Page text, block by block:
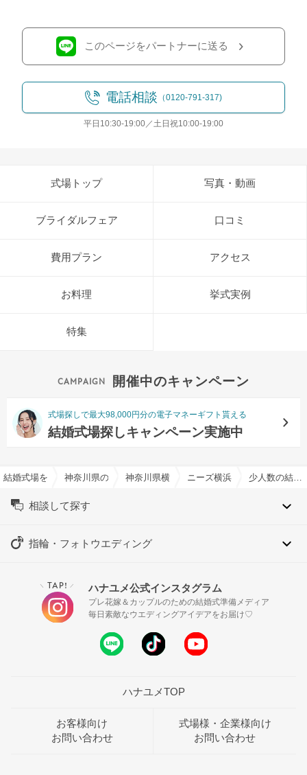
このページをパートナーに送る
電話相談 （0120-791-317)
平日10:30-19:00／土日祝10:00-19:00
式場トップ 写真・動画
ブライダルフェア 口コミ
費用プラン アクセス
お料理 挙式実例
特集
開催中のキャンペーン
式場探しで最大98,000円分の電子マネーギフト貰える
結婚式場探しキャンペーン実施中
結婚式場を探すならハナユメ神奈川県の結婚式場一覧神奈川県横浜市の結婚式場一覧
ニーズ横浜元町 by T&G 少人数の結婚式特集
相談して探す
指輪・フォトウエディング
＼ TAP! ／ ハナユメ公式インスタグラム
プレ花嫁＆カップルのための結婚式準備メディア
毎日素敵なウエディングアイデアをお届け♡
ハナユメTOP
お客様向け
お問い合わせ
式場様・企業様向け
お問い合わせ